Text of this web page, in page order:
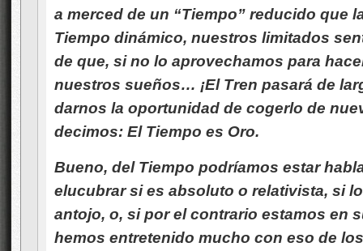
a merced de un “Tiempo” reducido que
Tiempo dinámico, nuestros limitados
de que, si no lo aprovechamos para
nuestros sueños… ¡El Tren pasará de
darnos la oportunidad de cogerlo de
decimos: El Tiempo es Oro.
Bueno, del Tiempo podríamos estar
elucubrar si es absoluto o relativista, si
antojo, o, si por el contrario estamos en
hemos entretenido mucho con eso de